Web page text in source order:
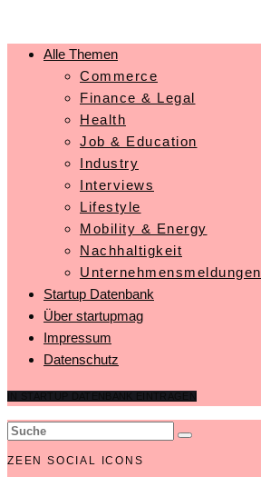
Alle Themen
Commerce
Finance & Legal
Health
Job & Education
Industry
Interviews
Lifestyle
Mobility & Energy
Nachhaltigkeit
Unternehmensmeldungen
Startup Datenbank
Über startupmag
Impressum
Datenschutz
ZEEN SOCIAL ICONS